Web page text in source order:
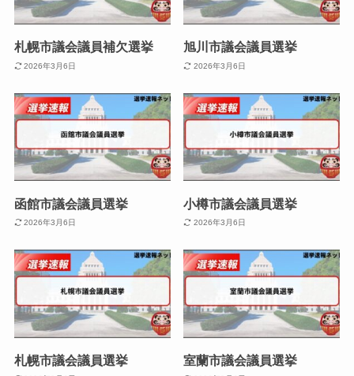
札幌市議会議員補欠選挙
2026年3月6日
旭川市議会議員選挙
2026年3月6日
函館市議会議員選挙
2026年3月6日
小樽市議会議員選挙
2026年3月6日
札幌市議会議員選挙 室蘭市議会議員選挙